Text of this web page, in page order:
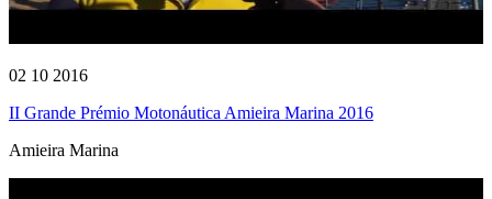
02 10 2016
II Grande Prémio Motonáutica Amieira Marina 2016
Amieira Marina